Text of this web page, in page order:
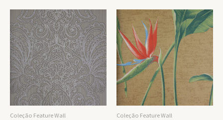
Coleção Feature Wall Coleção Feature Wall